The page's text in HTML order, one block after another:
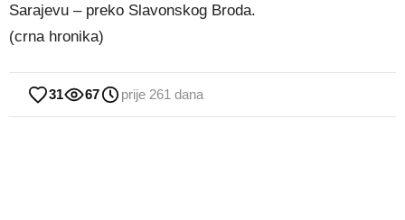
Sarajevu – preko Slavonskog Broda.
(crna hronika)
31 67 prije 261 dana